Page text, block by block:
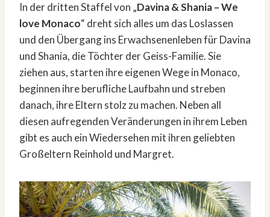
In der dritten Staffel von „Davina & Shania – We
love Monaco“ dreht sich alles um das Loslassen
und den Übergang ins Erwachsenenleben für Davina
und Shania, die Töchter der Geiss-Familie. Sie
ziehen aus, starten ihre eigenen Wege in Monaco,
beginnen ihre berufliche Laufbahn und streben
danach, ihre Eltern stolz zu machen. Neben all
diesen aufregenden Veränderungen in ihrem Leben
gibt es auch ein Wiedersehen mit ihren geliebten
Großeltern Reinhold und Margret.